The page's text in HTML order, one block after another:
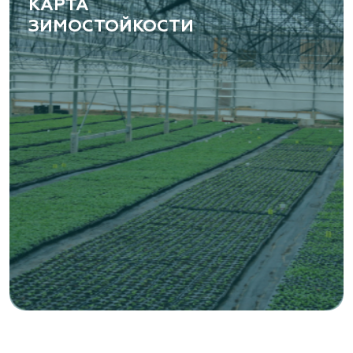
«ВЕНЕВ» питомник растений
Тульская область, Венёвский р-н, село
Борщевое, улица Лесная, д. 13
8 963 224 87 99
https://www.venev1.ru/
«ВЕНЕВ» питомник растений
Тульская область, Венёвский р-н, село
Борщевое, улица Лесная, д. 13
8 963 224 87 99
https://www.venev1.ru/
КАРТА
ЗИМОСТОЙКОСТИ